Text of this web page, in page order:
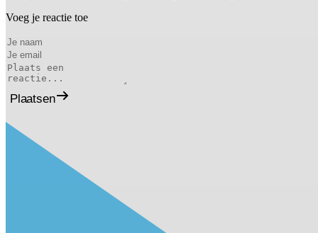
Voeg je reactie toe
Plaatsen